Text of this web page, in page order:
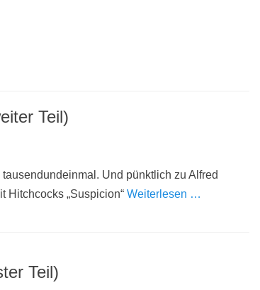
Teil)
Und pünktlich zu Alfred
Hitchcocks „Suspicion“ Weiterlesen …
Teil)